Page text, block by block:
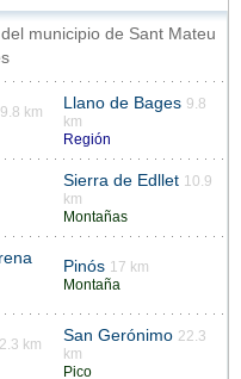
municipio de Sant Mateu
9.8 km
Llano de Bages 9.8
km
Región
Sierra de Edllet 10.9
km
Montañas
Pinós 17 km
Montaña
km
San Gerónimo 22.3
km
Pico